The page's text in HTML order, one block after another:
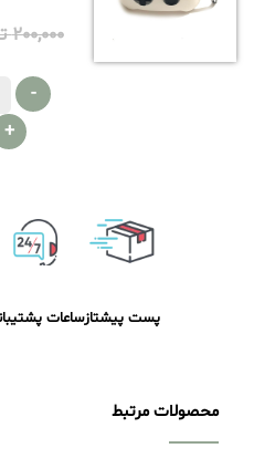
200,000
-
+
پست پیشتازساعات پشتیبانی 10
محصولات مرتبط